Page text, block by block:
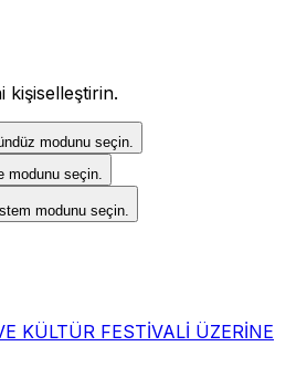
kişiselleştirin.
modunu seçin.
modunu seçin.
modunu seçin.
KÜLTÜR FESTİVALİ ÜZERİNE